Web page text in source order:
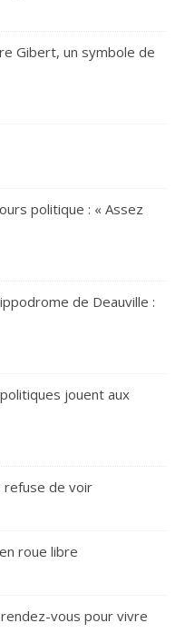
Gibert, un symbole de
politique : « Assez
de Deauville :
jouent aux
refuse de voir
roue libre
vous pour vivre